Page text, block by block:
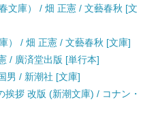
文庫） / 畑 正憲 / 文藝春秋 [文
） / 畑 正憲 / 文藝春秋 [文庫]
/ 廣済堂出版 [単行本]
男 / 新潮社 [文庫]
拶 改版 (新潮文庫) / コナン・